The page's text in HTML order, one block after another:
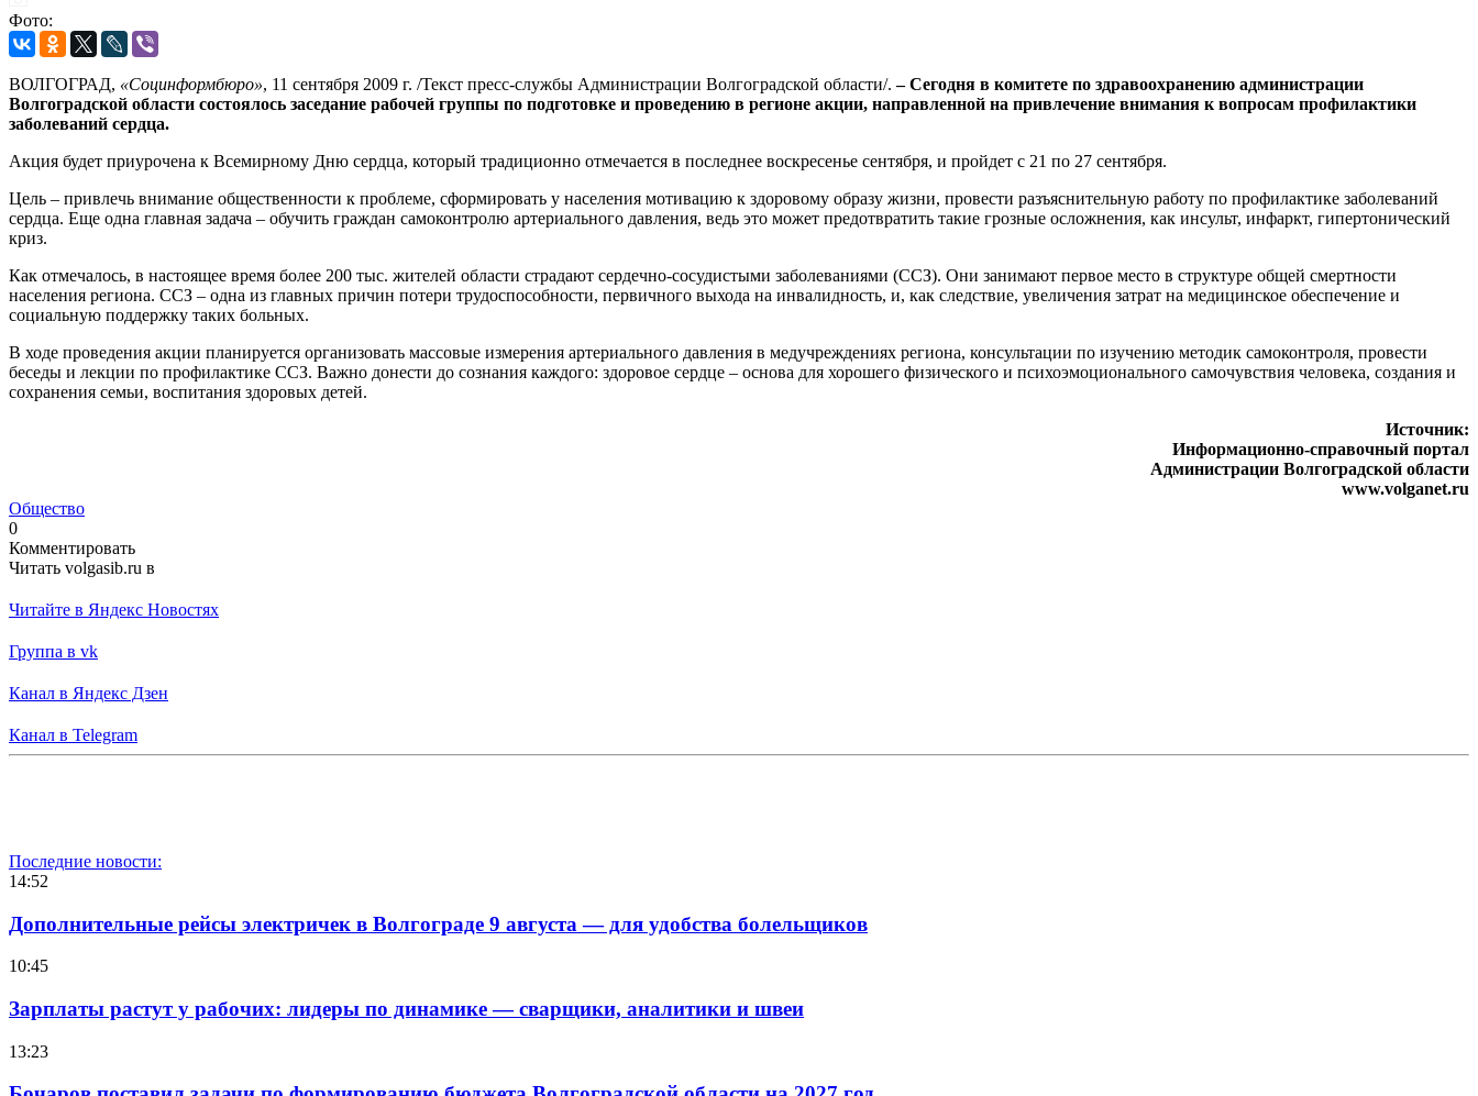
Фото:
ВОЛГОГРАД, «Социнформбюро», 11 сентября 2009 г. /Текст пресс-службы Администрации Волгоградской области/.– Сегодня в комитете по здравоохранению администрации
Волгоградской области состоялось заседание рабочей группы по подготовке и проведению в регионе акции, направленной на привлечение внимания к вопросам профилактики
заболеваний сердца.
Акция будет приурочена к Всемирному Дню сердца, который традиционно отмечается в последнее воскресенье сентября, и пройдет с 21 по 27 сентября.
Цель – привлечь внимание общественности к проблеме, сформировать у населения мотивацию к здоровому образу жизни, провести разъяснительную работу по профилактике заболеваний
сердца. Еще одна главная задача – обучить граждан самоконтролю артериального давления, ведь это может предотвратить такие грозные осложнения, как инсульт, инфаркт, гипертонический
криз.
Как отмечалось, в настоящее время более 200 тыс. жителей области страдают сердечно-сосудистыми заболеваниями (ССЗ). Они занимают первое место в структуре общей смертности
населения региона. ССЗ – одна из главных причин потери трудоспособности, первичного выхода на инвалидность, и, как следствие, увеличения затрат на медицинское обеспечение и
социальную поддержку таких больных.
В ходе проведения акции планируется организовать массовые измерения артериального давления в медучреждениях региона, консультации по изучению методик самоконтроля, провести
беседы и лекции по профилактике ССЗ. Важно донести до сознания каждого: здоровое сердце – основа для хорошего физического и психоэмоционального самочувствия человека, создания и
сохранения семьи, воспитания здоровых детей.
Источник:
Информационно-справочный портал
Администрации Волгоградской области
www.volganet.ru
Общество
0
Комментировать
Читать volgasib.ru в
Читайте в Яндекс Новостях
Группа в vk
Канал в Яндекс Дзен
Канал в Telegram
Последние новости:
14:52
Дополнительные рейсы электричек в Волгограде 9 августа — для удобства болельщиков
10:45
Зарплаты растут у рабочих: лидеры по динамике — сварщики, аналитики и швеи
13:23